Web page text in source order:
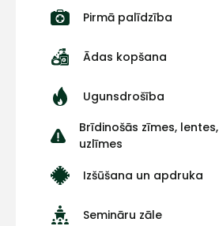
Pirmā palīdzība
Ādas kopšana
Ugunsdrošība
Brīdinošās zīmes, lentes,
uzlīmes
Izšūšana un apdruka
Semināru zāle